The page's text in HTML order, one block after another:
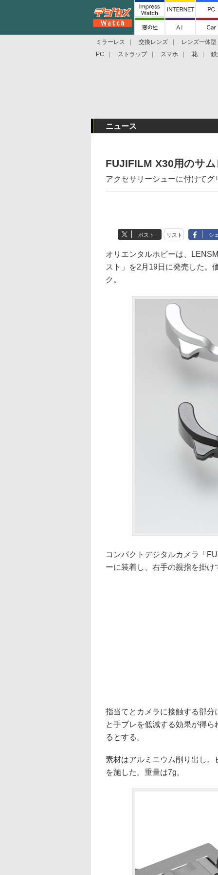
ミラーレス 交換レンズ
レンズ一体
PC
ストラップ スマホ 花
ニュース
FUJIFILM X30用のサ
アクセサリーシューに付けてグ
ポスト リスト シ
オリエンタルホビーは、
スト」を2月19日に発売した。
ク。
コンパクトデジタルカメラ「
ーに装着し、右手の親指を掛け
指当てとカメラに接触する部
と手ブレを低減する効果が得
るとする。
素材はアルミニウム削り出し
を施した。重量は7g。